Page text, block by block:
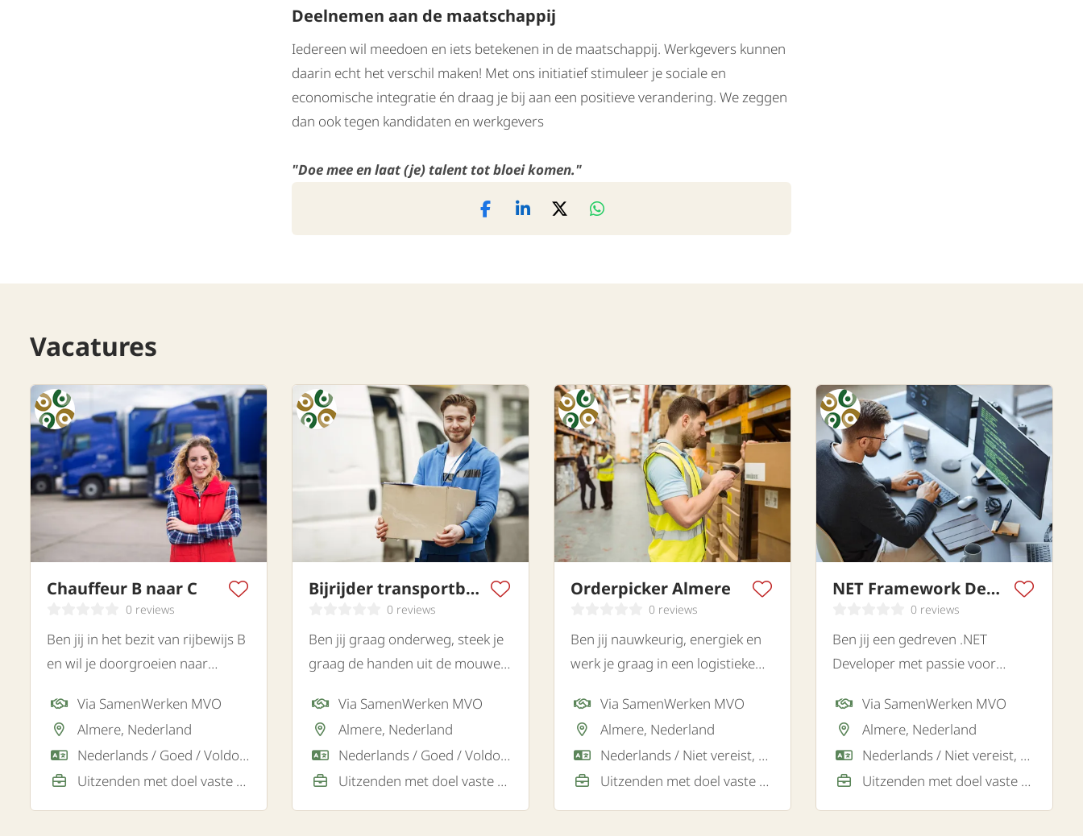
Deelnemen aan de maatschappij
Iedereen wil meedoen en iets betekenen in de maatschappij. Werkgevers kunnen
daarin echt het verschil maken! Met ons initiatief stimuleer je sociale en
economische integratie én draag je bij aan een positieve verandering. We zeggen
dan ook tegen kandidaten en werkgevers
"Doe mee en laat (je) talent tot bloei komen."
Vacatures
Chauffeur B naar C
0 reviews
Ben jij in het bezit van rijbewijs B
en wil je doorgroeien naar
verder.Via SamenWerken MVO
Almere, Nederland
Nederlands / Goed / Voldoende, Engels / Goed
Uitzenden met doel vaste baan
Bijrijder transportbedrijf
0 reviews
Ben jij graag onderweg, steek je
graag de handen uit de mouwen
een logistiek transportbedrijf in
Almere zoeken wij een
gemotiveerde bijrijder.
Via SamenWerken MVO
Almere, Nederland
Nederlands / Goed / Voldoende, Engels / Goed
Uitzenden met doel vaste baan
Orderpicker Almere
0 reviews
Ben jij nauwkeurig, energiek en
werk je graag in een logistieke
bedrijf in Almere zoeken wij een
gemotiveerde orderpicker.
Via SamenWerken MVO
Almere, Nederland
Nederlands / Niet vereist, Engels / Goed / Voldoende
Uitzenden met doel vaste baan
NET Framework Developer
0 reviews
Ben jij een gedreven .NET
Developer met passie voor
innovatieve IT-oplossingen? Lees
dan vooral verder.
Via SamenWerken MVO
Almere, Nederland
Nederlands / Niet vereist, Engels / Goed
Uitzenden met doel vaste baan